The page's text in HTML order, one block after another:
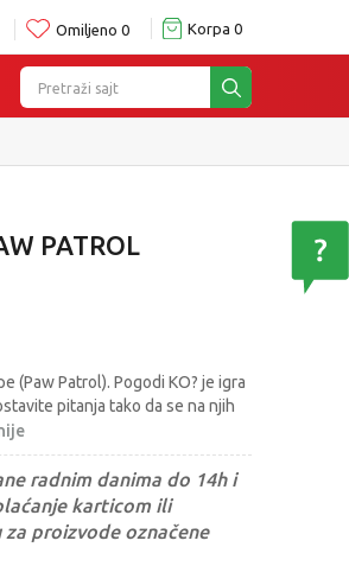
Omiljeno 0 Korpa 0
Pretraži sajt
PATROL
(Paw Patrol). Pogodi KO? je igra
pitanja tako da se na njih
radnim danima do 14h i
karticom ili
proizvode označene